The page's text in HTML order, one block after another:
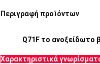
Περιγραφή προϊόντων
Q71F το ανοξείδωτο
Χαρακτηριστικά